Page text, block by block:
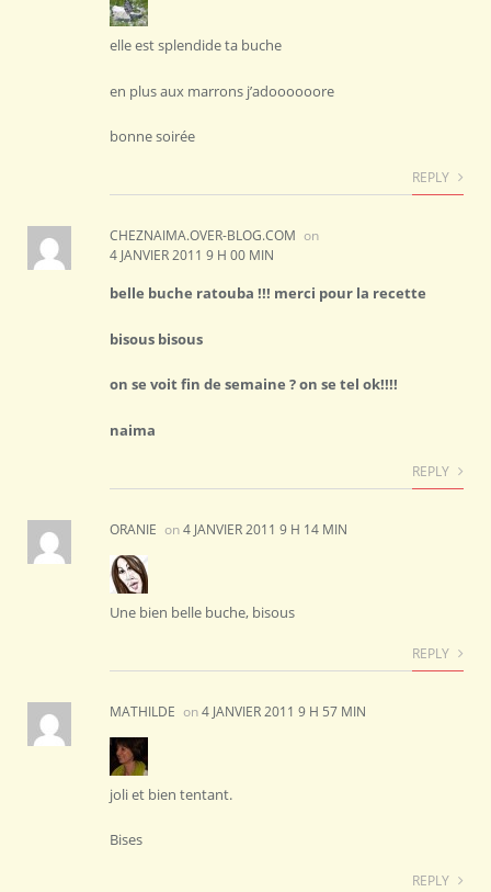
elle est splendide ta buche
en plus aux marrons j’adoooooore
bonne soirée
REPLY
CHEZNAIMA.OVER-BLOG.COM on
4 JANVIER 2011 9 H 00 MIN
belle buche ratouba !!! merci pour la recette
bisous bisous
on se voit fin de semaine ? on se tel ok!!!!
naima
REPLY
ORANIE on4 JANVIER 2011 9 H 14 MIN
Une bien belle buche, bisous
REPLY
MATHILDE on4 JANVIER 2011 9 H 57 MIN
joli et bien tentant.
Bises
REPLY